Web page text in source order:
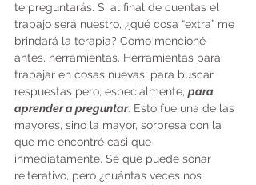
te preguntarás. Si al final de cuentas el
trabajo será nuestro, ¿qué cosa “extra” me
brindará la terapia? Como mencioné
antes, herramientas. Herramientas para
trabajar en cosas nuevas, para buscar
respuestas pero, especialmente, para
aprender a preguntar. Esto fue una de las
mayores, sino la mayor, sorpresa con la
que me encontré casi que
inmediatamente. Sé que puede sonar
reiterativo, pero ¿cuántas veces nos